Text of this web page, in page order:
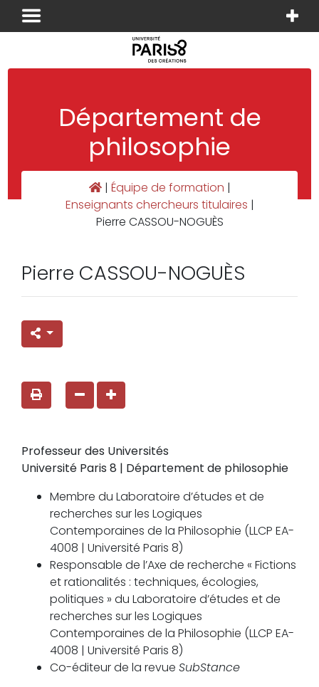
Panneau de gestion des cookies
Département de
philosophie
| Équipe de formation |
Enseignants chercheurs titulaires |
Pierre CASSOU-NOGUÈS
Pierre CASSOU-NOGUÈS
Professeur des Universités
Université Paris 8 | Département de philosophie
Membre du Laboratoire d’études et de
recherches sur les Logiques
Contemporaines de la Philosophie (LLCP EA-
4008 | Université Paris 8)
Responsable de l’Axe de recherche « Fictions
et rationalités : techniques, écologies,
politiques » du Laboratoire d’études et de
recherches sur les Logiques
Contemporaines de la Philosophie (LLCP EA-
4008 | Université Paris 8)
Co-éditeur de la revue SubStance